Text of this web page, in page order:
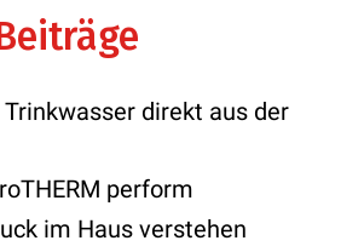
direkt aus der
perform
im Haus verstehen